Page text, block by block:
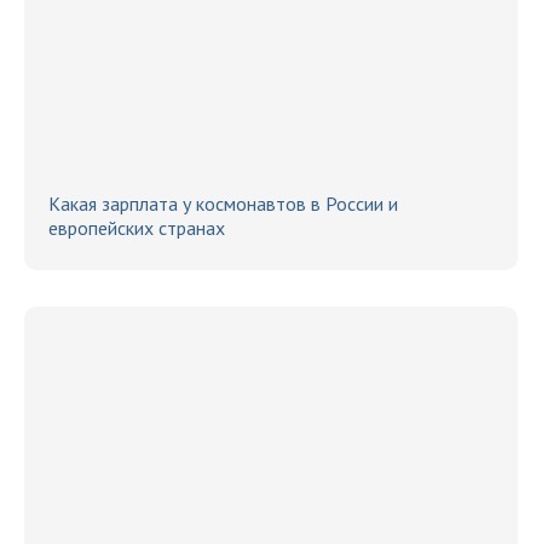
Какая зарплата у космонавтов в России и
европейских странах